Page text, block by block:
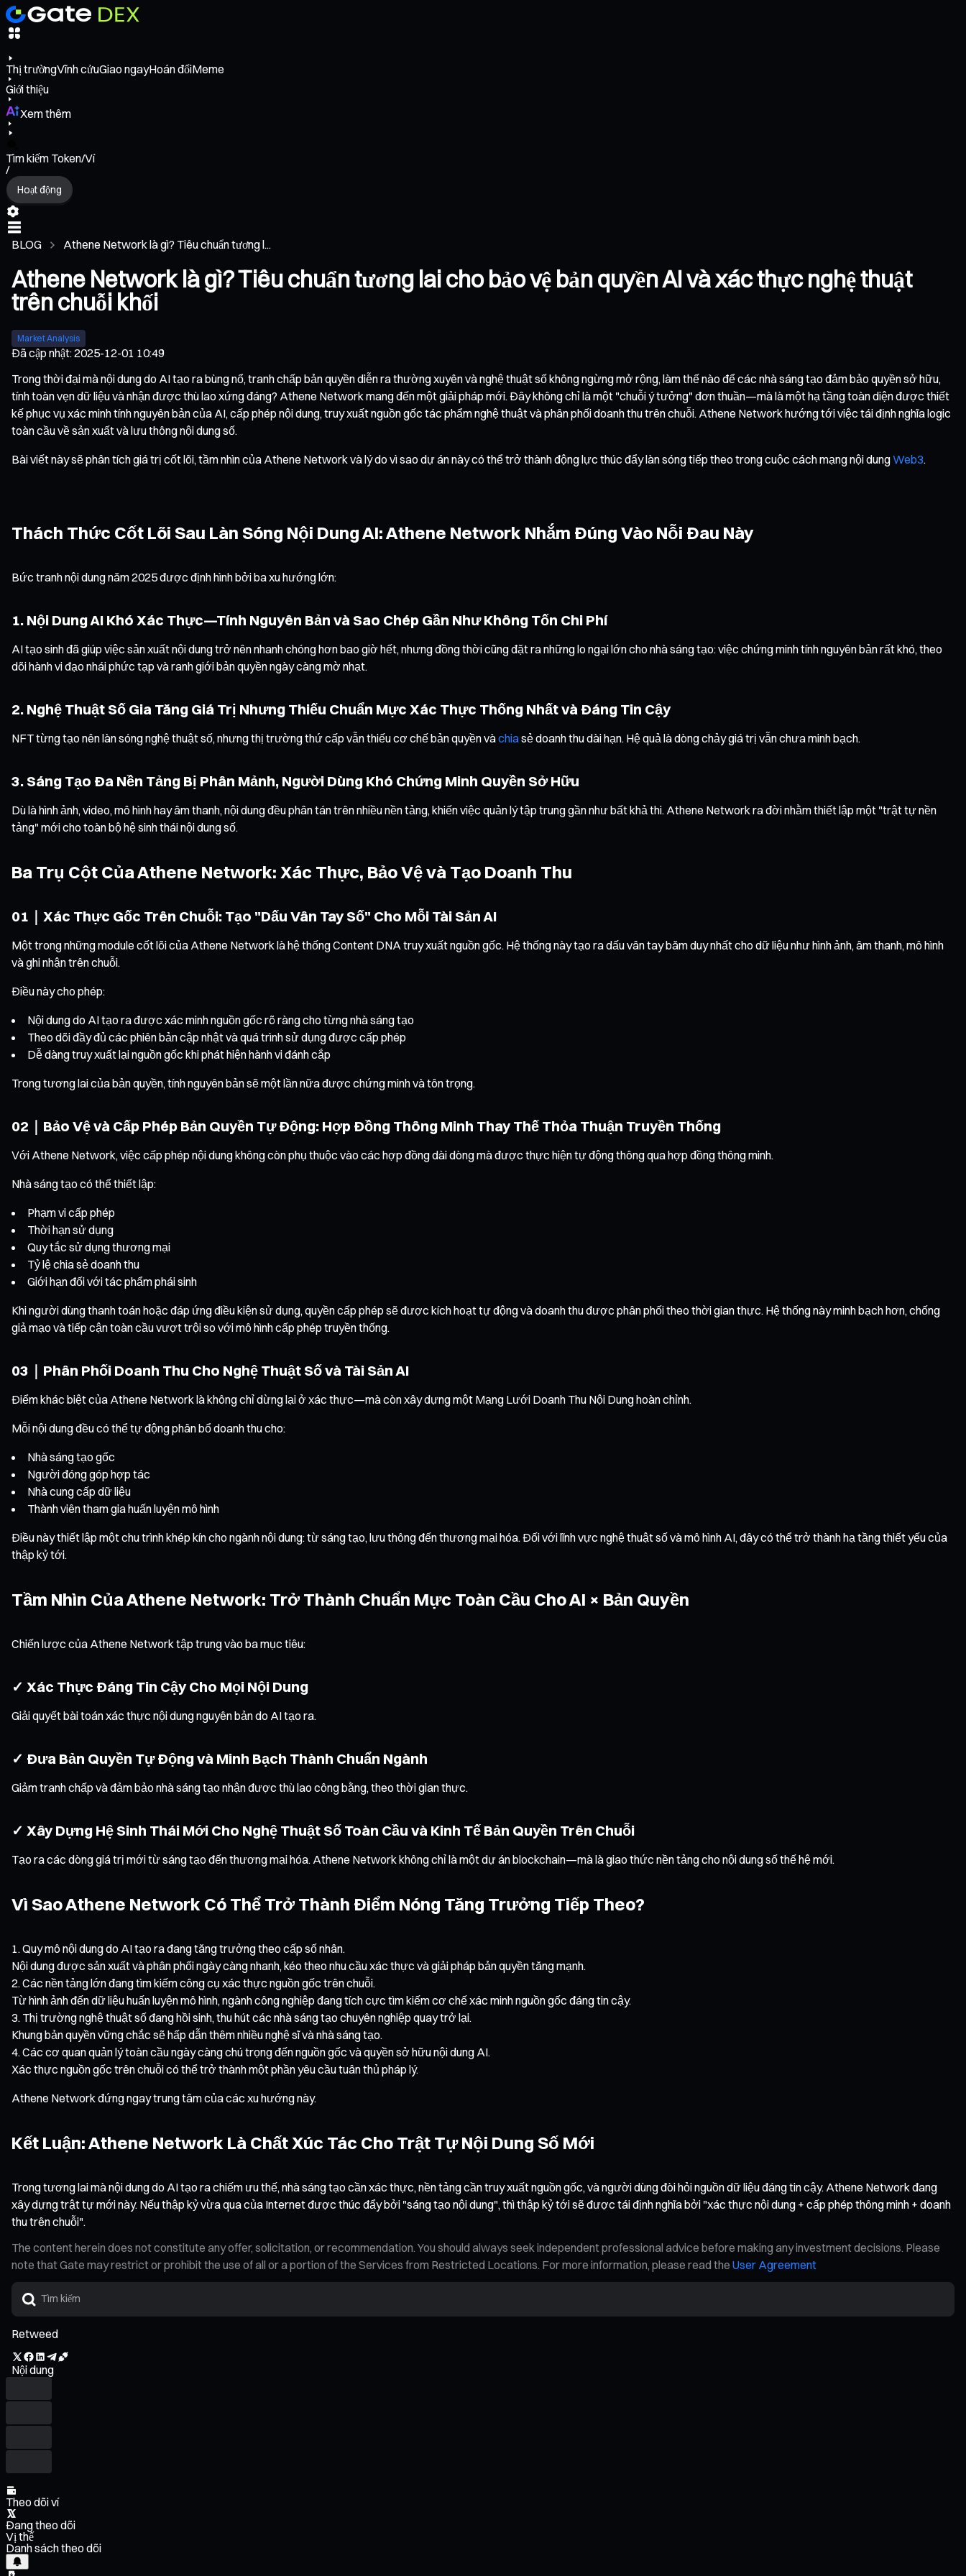
Thị trườngVĩnh cửuGiao ngayHoán đổiMeme
Giới thiệu
Xem thêm
Tìm kiếm Token/Ví
/
Hoạt động
BLOG Athene Network là gì? Tiêu chuẩn tương l...
Athene Network là gì? Tiêu chuẩn tương lai cho bảo vệ bản quyền AI và xác thực nghệ thuật
trên chuỗi khối
Market Analysis
Đã cập nhật:2025-12-01 10:49
Trong thời đại mà nội dung do AI tạo ra bùng nổ, tranh chấp bản quyền diễn ra thường xuyên và nghệ thuật số không ngừng mở rộng, làm thế nào để các nhà sáng tạo đảm bảo quyền sở hữu,
tính toàn vẹn dữ liệu và nhận được thù lao xứng đáng? Athene Network mang đến một giải pháp mới. Đây không chỉ là một "chuỗi ý tưởng" đơn thuần—mà là một hạ tầng toàn diện được thiết
kế phục vụ xác minh tính nguyên bản của AI, cấp phép nội dung, truy xuất nguồn gốc tác phẩm nghệ thuật và phân phối doanh thu trên chuỗi. Athene Network hướng tới việc tái định nghĩa logic
toàn cầu về sản xuất và lưu thông nội dung số.
Bài viết này sẽ phân tích giá trị cốt lõi, tầm nhìn của Athene Network và lý do vì sao dự án này có thể trở thành động lực thúc đẩy làn sóng tiếp theo trong cuộc cách mạng nội dungWeb3.
Thách Thức Cốt Lõi Sau Làn Sóng Nội Dung AI: Athene Network Nhắm Đúng Vào Nỗi Đau Này
Bức tranh nội dung năm 2025 được định hình bởi ba xu hướng lớn:
1. Nội Dung AI Khó Xác Thực—Tính Nguyên Bản và Sao Chép Gần Như Không Tốn Chi Phí
AI tạo sinh đã giúp việc sản xuất nội dung trở nên nhanh chóng hơn bao giờ hết, nhưng đồng thời cũng đặt ra những lo ngại lớn cho nhà sáng tạo: việc chứng minh tính nguyên bản rất khó, theo
dõi hành vi đạo nhái phức tạp và ranh giới bản quyền ngày càng mờ nhạt.
2. Nghệ Thuật Số Gia Tăng Giá Trị Nhưng Thiếu Chuẩn Mực Xác Thực Thống Nhất và Đáng Tin Cậy
NFT từng tạo nên làn sóng nghệ thuật số, nhưng thị trường thứ cấp vẫn thiếu cơ chế bản quyền vàchiasẻ doanh thu dài hạn. Hệ quả là dòng chảy giá trị vẫn chưa minh bạch.
3. Sáng Tạo Đa Nền Tảng Bị Phân Mảnh, Người Dùng Khó Chứng Minh Quyền Sở Hữu
Dù là hình ảnh, video, mô hình hay âm thanh, nội dung đều phân tán trên nhiều nền tảng, khiến việc quản lý tập trung gần như bất khả thi. Athene Network ra đời nhằm thiết lập một "trật tự nền
tảng" mới cho toàn bộ hệ sinh thái nội dung số.
Ba Trụ Cột Của Athene Network: Xác Thực, Bảo Vệ và Tạo Doanh Thu
01｜Xác Thực Gốc Trên Chuỗi: Tạo "Dấu Vân Tay Số" Cho Mỗi Tài Sản AI
Một trong những module cốt lõi của Athene Network là hệ thống Content DNA truy xuất nguồn gốc. Hệ thống này tạo ra dấu vân tay băm duy nhất cho dữ liệu như hình ảnh, âm thanh, mô hình
và ghi nhận trên chuỗi.
Điều này cho phép:
Nội dung do AI tạo ra được xác minh nguồn gốc rõ ràng cho từng nhà sáng tạo
Theo dõi đầy đủ các phiên bản cập nhật và quá trình sử dụng được cấp phép
Dễ dàng truy xuất lại nguồn gốc khi phát hiện hành vi đánh cắp
Trong tương lai của bản quyền, tính nguyên bản sẽ một lần nữa được chứng minh và tôn trọng.
02｜Bảo Vệ và Cấp Phép Bản Quyền Tự Động: Hợp Đồng Thông Minh Thay Thế Thỏa Thuận Truyền Thống
Với Athene Network, việc cấp phép nội dung không còn phụ thuộc vào các hợp đồng dài dòng mà được thực hiện tự động thông qua hợp đồng thông minh.
Nhà sáng tạo có thể thiết lập:
Phạm vi cấp phép
Thời hạn sử dụng
Quy tắc sử dụng thương mại
Tỷ lệ chia sẻ doanh thu
Giới hạn đối với tác phẩm phái sinh
Khi người dùng thanh toán hoặc đáp ứng điều kiện sử dụng, quyền cấp phép sẽ được kích hoạt tự động và doanh thu được phân phối theo thời gian thực. Hệ thống này minh bạch hơn, chống
giả mạo và tiếp cận toàn cầu vượt trội so với mô hình cấp phép truyền thống.
03｜Phân Phối Doanh Thu Cho Nghệ Thuật Số và Tài Sản AI
Điểm khác biệt của Athene Network là không chỉ dừng lại ở xác thực—mà còn xây dựng một Mạng Lưới Doanh Thu Nội Dung hoàn chỉnh.
Mỗi nội dung đều có thể tự động phân bổ doanh thu cho:
Nhà sáng tạo gốc
Người đóng góp hợp tác
Nhà cung cấp dữ liệu
Thành viên tham gia huấn luyện mô hình
Điều này thiết lập một chu trình khép kín cho ngành nội dung: từ sáng tạo, lưu thông đến thương mại hóa. Đối với lĩnh vực nghệ thuật số và mô hình AI, đây có thể trở thành hạ tầng thiết yếu của
thập kỷ tới.
Tầm Nhìn Của Athene Network: Trở Thành Chuẩn Mực Toàn Cầu Cho AI × Bản Quyền
Chiến lược của Athene Network tập trung vào ba mục tiêu:
✓ Xác Thực Đáng Tin Cậy Cho Mọi Nội Dung
Giải quyết bài toán xác thực nội dung nguyên bản do AI tạo ra.
✓ Đưa Bản Quyền Tự Động và Minh Bạch Thành Chuẩn Ngành
Giảm tranh chấp và đảm bảo nhà sáng tạo nhận được thù lao công bằng, theo thời gian thực.
✓ Xây Dựng Hệ Sinh Thái Mới Cho Nghệ Thuật Số Toàn Cầu và Kinh Tế Bản Quyền Trên Chuỗi
Tạo ra các dòng giá trị mới từ sáng tạo đến thương mại hóa. Athene Network không chỉ là một dự án blockchain—mà là giao thức nền tảng cho nội dung số thế hệ mới.
Vì Sao Athene Network Có Thể Trở Thành Điểm Nóng Tăng Trưởng Tiếp Theo?
Quy mô nội dung do AI tạo ra đang tăng trưởng theo cấp số nhân.
Nội dung được sản xuất và phân phối ngày càng nhanh, kéo theo nhu cầu xác thực và giải pháp bản quyền tăng mạnh.
Các nền tảng lớn đang tìm kiếm công cụ xác thực nguồn gốc trên chuỗi.
Từ hình ảnh đến dữ liệu huấn luyện mô hình, ngành công nghiệp đang tích cực tìm kiếm cơ chế xác minh nguồn gốc đáng tin cậy.
Thị trường nghệ thuật số đang hồi sinh, thu hút các nhà sáng tạo chuyên nghiệp quay trở lại.
Khung bản quyền vững chắc sẽ hấp dẫn thêm nhiều nghệ sĩ và nhà sáng tạo.
Các cơ quan quản lý toàn cầu ngày càng chú trọng đến nguồn gốc và quyền sở hữu nội dung AI.
Xác thực nguồn gốc trên chuỗi có thể trở thành một phần yêu cầu tuân thủ pháp lý.
Athene Network đứng ngay trung tâm của các xu hướng này.
Kết Luận: Athene Network Là Chất Xúc Tác Cho Trật Tự Nội Dung Số Mới
Trong tương lai mà nội dung do AI tạo ra chiếm ưu thế, nhà sáng tạo cần xác thực, nền tảng cần truy xuất nguồn gốc, và người dùng đòi hỏi nguồn dữ liệu đáng tin cậy. Athene Network đang
xây dựng trật tự mới này. Nếu thập kỷ vừa qua của Internet được thúc đẩy bởi "sáng tạo nội dung", thì thập kỷ tới sẽ được tái định nghĩa bởi "xác thực nội dung + cấp phép thông minh + doanh
thu trên chuỗi".
The content herein does not constitute any offer, solicitation, or recommendation. You should always seek independent professional advice before making any investment decisions. Please
note that Gate may restrict or prohibit the use of all or a portion of the Services from Restricted Locations. For more information, please read the User Agreement
Retweed
Nội dung
Theo dõi ví
Đang theo dõi
Vị thế
Danh sách theo dõi